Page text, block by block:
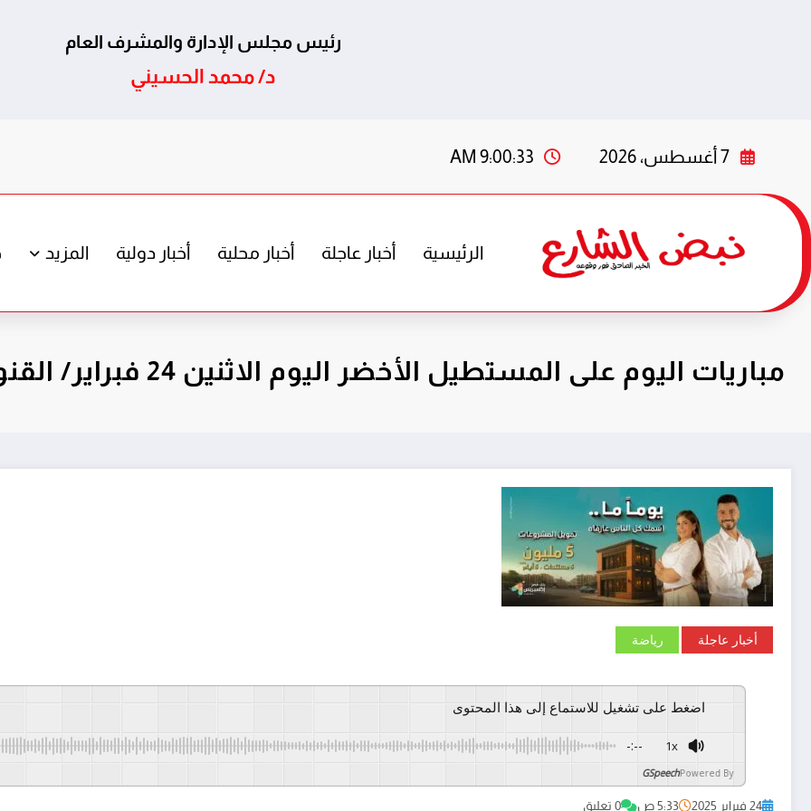
رئيس مجلس الإدارة والمشرف العام
د/ محمد الحسيني
7 أغسطس، 2026 9:00:34 AM
الرئيسية أخبار عاجلة أخبار محلية أخبار دولية المزيد
مباريات اليوم على المستطيل الأخضر اليوم الاثنين 24 فبراير/ القنوات الناقلة
أخبار عاجلة رياضة
اضغط على تشغيل للاستماع إلى هذا المحتوى
-:-- 1x
Powered By
GSpeech
24 فبراير 2025 5:33 ص 0 تعليق